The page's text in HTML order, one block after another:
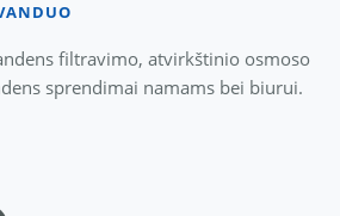
filtravimo, atvirkštinio osmoso
sprendimai namams bei biurui.